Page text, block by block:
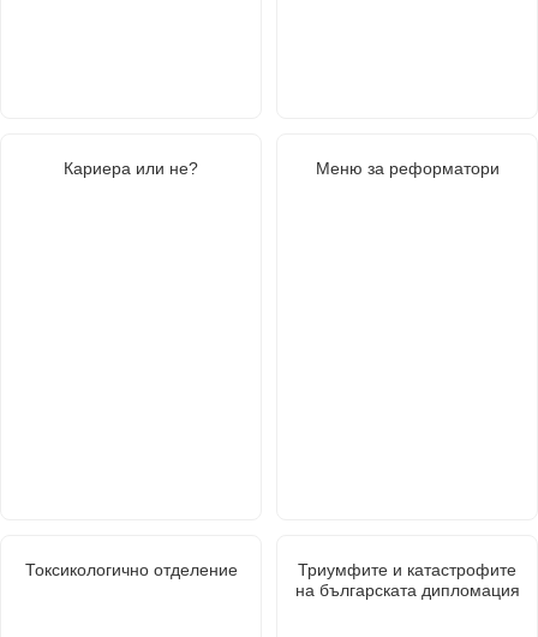
Кариера или не? Меню за реформатори
Токсикологично отделение
Триумфите и катастрофите
на българската дипломация